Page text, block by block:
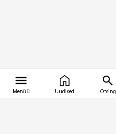
Menüü Uudised Otsing